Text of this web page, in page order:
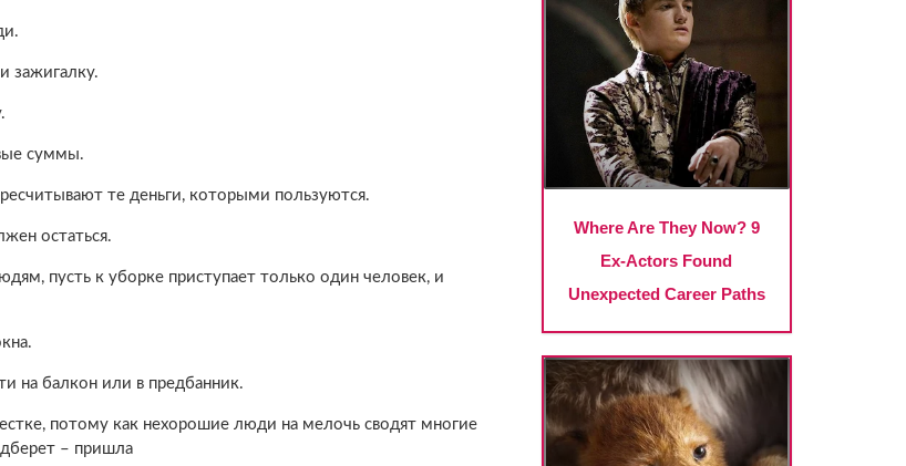
зажигалку.
суммы.
те деньги, которыми пользуются.
остаться.
пусть к уборке приступает только один человек, и
на балкон или в предбанник.
потому как нехорошие люди на мелочь сводят многие
– пришла